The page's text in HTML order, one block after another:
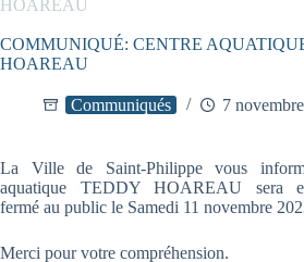
HOAREAU
COMMUNIQUÉ: CENTRE
HOAREAU
Communiqués 7
La Ville de Saint-Philippe vous
aquatique TEDDY HOAREAU sera
fermé au public le Samedi 11 novembre
Merci pour votre compréhension.